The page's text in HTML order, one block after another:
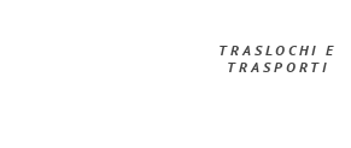
TRASLOCHI E
TRASPORTI​